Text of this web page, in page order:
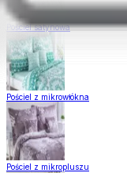
Pościel satynowa
Pościel z mikrowłókna
Pościel z mikropluszu